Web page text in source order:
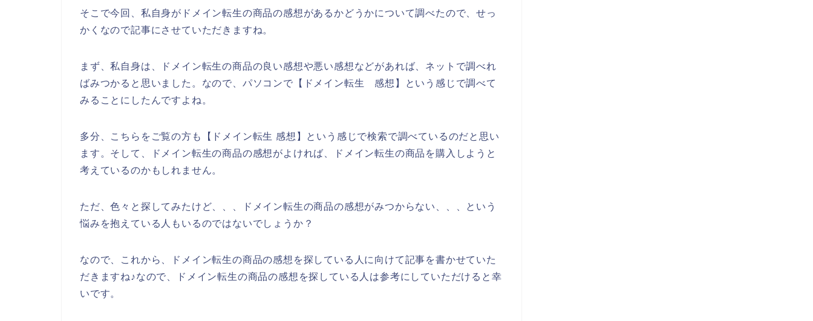
そこで今回、私自身がドメイン転生の商品の感想があるかどうかについて調べたので、せっ
かくなので記事にさせていただきますね。
まず、私自身は、ドメイン転生の商品の良い感想や悪い感想などがあれば、ネットで調べれ
ばみつかると思いました。なので、パソコンで【ドメイン転生 感想】という感じで調べて
みることにしたんですよね。
多分、こちらをご覧の方も【ドメイン転生 感想】という感じで検索で調べているのだと思い
ます。そして、ドメイン転生の商品の感想がよければ、ドメイン転生の商品を購入しようと
考えているのかもしれません。
ただ、色々と探してみたけど、、、ドメイン転生の商品の感想がみつからない、、、という
悩みを抱えている人もいるのではないでしょうか？
なので、これから、ドメイン転生の商品の感想を探している人に向けて記事を書かせていた
だきますね♪なので、ドメイン転生の商品の感想を探している人は参考にしていただけると幸
いです。